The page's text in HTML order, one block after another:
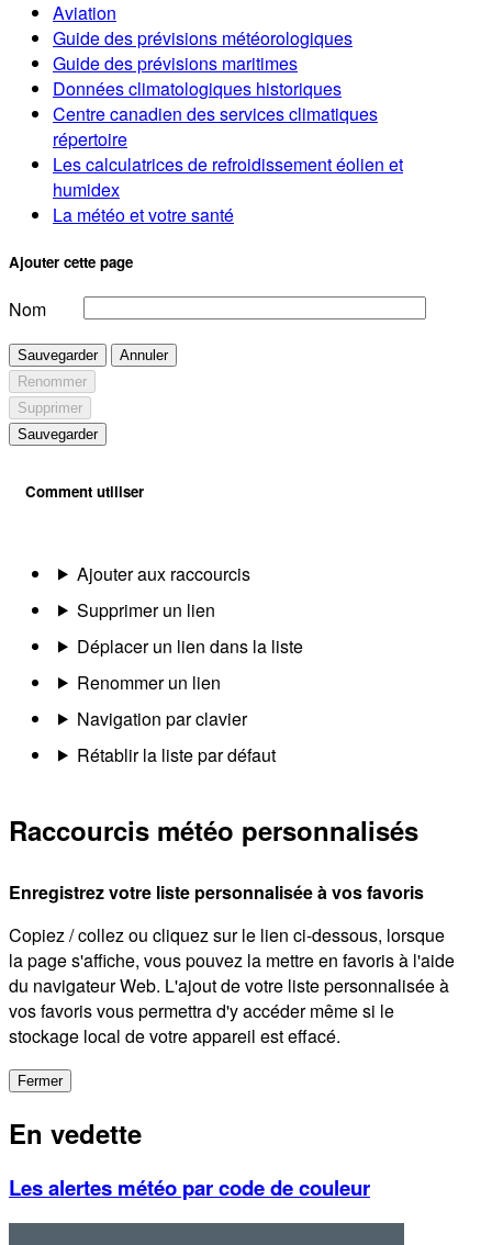
Aviation
Guide des prévisions météorologiques
Guide des prévisions maritimes
Données climatologiques historiques
Centre canadien des services climatiques
répertoire
Les calculatrices de refroidissement éolien et
humidex
La météo et votre santé
Ajouter cette page
Nom
Sauvegarder
Annuler
Renommer
Supprimer
Sauvegarder
Comment utiliser
Ajouter aux raccourcis
Supprimer un lien
Déplacer un lien dans la liste
Renommer un lien
Navigation par clavier
Rétablir la liste par défaut
Raccourcis météo personnalisés
Enregistrez votre liste personnalisée à vos favoris
Copiez / collez ou cliquez sur le lien ci-dessous, lorsque
la page s'affiche, vous pouvez la mettre en favoris à l'aide
du navigateur Web. L'ajout de votre liste personnalisée à
vos favoris vous permettra d'y accéder même si le
stockage local de votre appareil est effacé.
Fermer
En vedette
Les alertes météo par code de couleur